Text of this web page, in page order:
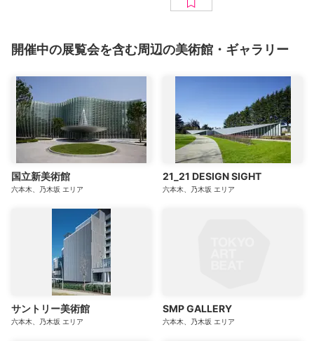
開催中の展覧会を含む周辺の美術館・ギャラリー
国立新美術館
六本木、乃木坂 エリア
21_21 DESIGN SIGHT
六本木、乃木坂 エリア
サントリー美術館
六本木、乃木坂 エリア
SMP GALLERY
六本木、乃木坂 エリア